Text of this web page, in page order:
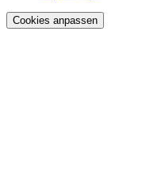
Cookies anpassen